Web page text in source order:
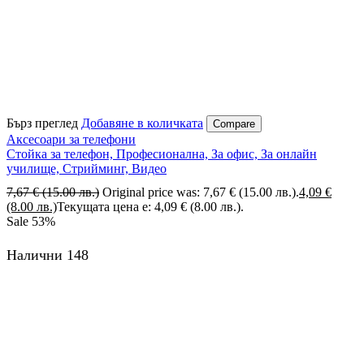
Бърз преглед Добавяне в количката Compare
Аксесоари за телефони
Стойка за телефон, Професионална, За офис, За онлайн
училище, Стрийминг, Видео
7,67€ (15.00 лв.) Original price was: 7,67 € (15.00 лв.).4,09 €
(8.00 лв.)Текущата цена е: 4,09 € (8.00 лв.).
Sale 53%
Налични 148